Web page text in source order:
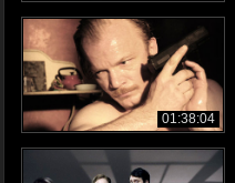
01:38:04